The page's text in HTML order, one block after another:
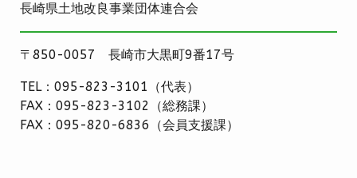
長崎県土地改良事業団体連合会
〒850-0057 長崎市大黒町9番17号
TEL：095-823-3101（代表）
FAX：095-823-3102（総務課）
FAX：095-820-6836（会員支援課）